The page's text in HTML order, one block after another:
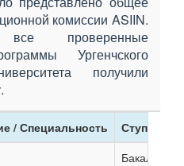
комиссии ASIIN.
проверенные
Ургенчского
получили
/ Специальность
Ступень